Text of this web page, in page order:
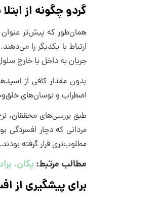
گردو چگونه از
ارتباط با یکدیگر را
جریان به داخل یا خارج
بدون مقدار کافی از
اضطراب و نوسان‌های
مطلوب‌تری قرار گرفته بودند.
مطالب مرتبط:پکان،
برای پیشگیری از